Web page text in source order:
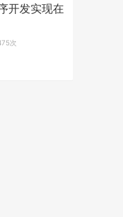
开发实现在
次